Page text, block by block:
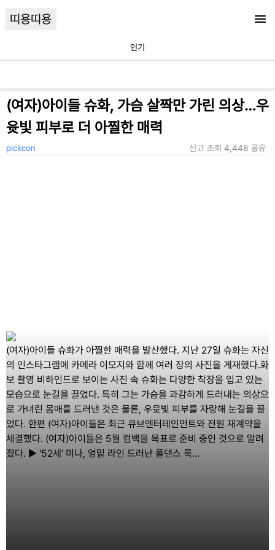
띠용띠용
인기
(여자)아이들 슈화, 가슴 살짝만 가린 의상…우
윳빛 피부로 더 아찔한 매력
pickcon 신고 조회 4,448 공유
(여자)아이들 슈화가 아찔한 매력을 발산했다. 지난 27일 슈화는 자신
의 인스타그램에 카메라 이모지와 함께 여러 장의 사진을 게재했다.화
보 촬영 비하인드로 보이는 사진 속 슈화는 다양한 착장을 입고 있는
모습으로 눈길을 끌었다. 특히 그는 가슴을 과감하게 드러내는 의상으
로 가녀린 몸매를 드러낸 것은 물론, 우윳빛 피부를 자랑해 눈길을 끌
었다. 한편 (여자)아이들은 최근 큐브엔터테인먼트와 전원 재계약을
체결했다. (여자)아이들은 5월 컴백을 목표로 준비 중인 것으로 알려
졌다. ▶ '52세' 미나, 엉밑 라인 드러난 폴댄스 룩...